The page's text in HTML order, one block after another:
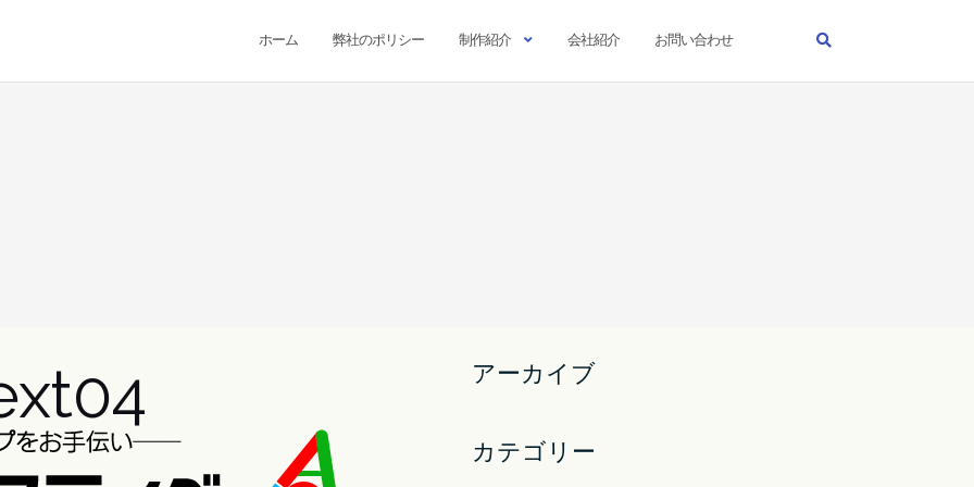
ホーム 弊社のポリシー 制作紹介 会社紹介 お問い合わせ
アーカイブ
カテゴリー